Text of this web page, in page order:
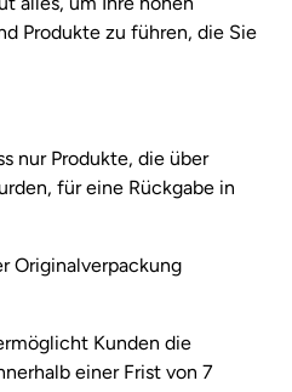
Produkte zu führen, die Sie
nur Produkte, die über
für eine Rückgabe in
Originalverpackung
Kunden die
einer Frist von 7